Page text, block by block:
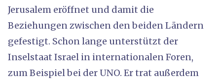
Jerusalem eröffnet und damit die
Beziehungen zwischen den beiden Ländern
gefestigt. Schon lange unterstützt der
Inselstaat Israel in internationalen Foren,
zum Beispiel bei der UNO. Er trat außerdem